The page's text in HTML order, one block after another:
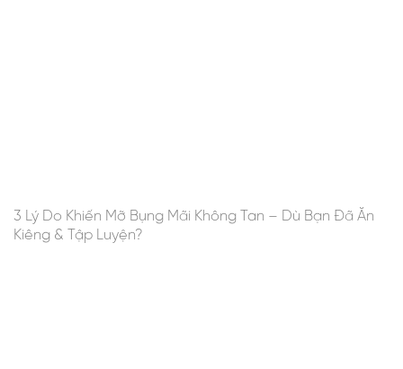
3 Lý Do Khiến Mỡ Bụng Mãi Không Tan – Dù Bạn Đã Ăn
Kiêng & Tập Luyện?